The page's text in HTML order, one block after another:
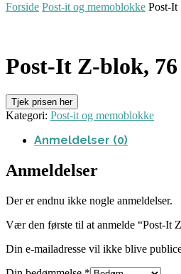
Forside Post-it og memoblokke Post-It
Post-It Z-blok,
Tjek prisen her
Kategori: Post-it og memoblokke
Anmeldelser (0)
Anmeldelser
Der er endnu ikke nogle anmeldelser.
Vær den første til at anmelde “Post-It
Din e-mailadresse vil ikke blive